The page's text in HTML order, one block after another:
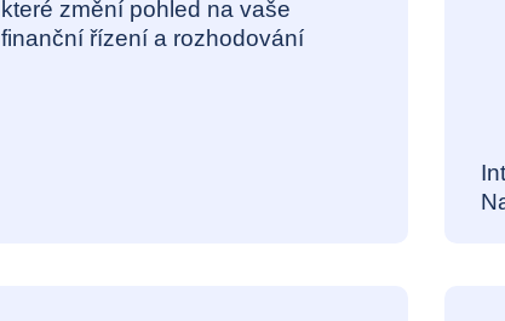
které změní pohled na vaše
finanční řízení a rozhodování